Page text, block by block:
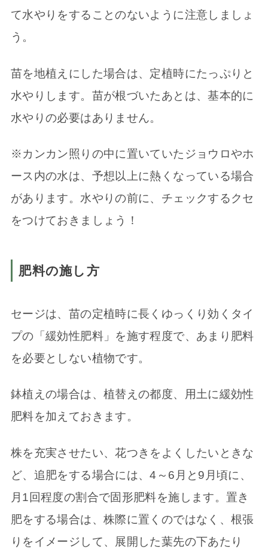
て水やりをすることのないように注意しましょ
う。
苗を地植えにした場合は、定植時にたっぷりと
水やりします。苗が根づいたあとは、基本的に
水やりの必要はありません。
※カンカン照りの中に置いていたジョウロやホ
ース内の水は、予想以上に熱くなっている場合
があります。水やりの前に、チェックするクセ
をつけておきましょう！
肥料の施し方
セージは、苗の定植時に長くゆっくり効くタイ
プの「緩効性肥料」を施す程度で、あまり肥料
を必要としない植物です。
鉢植えの場合は、植替えの都度、用土に緩効性
肥料を加えておきます。
株を充実させたい、花つきをよくしたいときな
ど、追肥をする場合には、4～6月と9月頃に、
月1回程度の割合で固形肥料を施します。置き
肥をする場合は、株際に置くのではなく、根張
りをイメージして、展開した葉先の下あたり